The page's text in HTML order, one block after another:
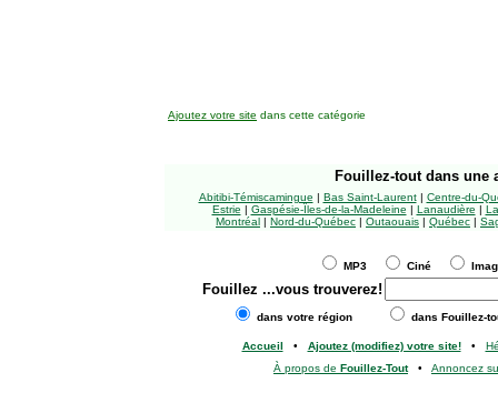
Ajoutez votre site dans cette catégorie
Fouillez-tout dans une
Abitibi-Témiscamingue | Bas Saint-Laurent| Centre-du-
Estrie | Gaspésie-Îles-de-la-Madeleine | Lanaudière |
Montréal | Nord-du-Québec | Outaouais | Québec |
MP3 Ciné
Fouillez ...vous trouverez!
dans votre région dans Fouillez-
Accueil • Ajoutez (modifiez) votre site!•
À propos de Fouillez-Tout• Annoncez